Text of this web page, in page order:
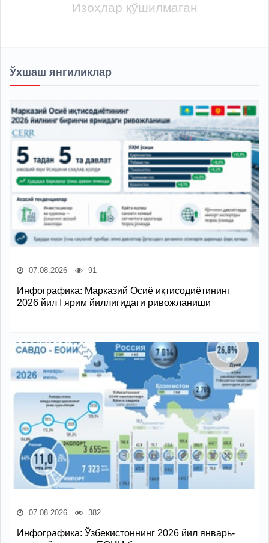
Изоҳлар қўшилмаган
Ўхшаш янгиликлар
07.08.2026 91
Инфографика: Марказий Осиё иқтисодиётининг
2026 йил I ярим йиллигидаги ривожланиши
07.08.2026 382
Инфографика: Ўзбекистоннинг 2026 йил январь-